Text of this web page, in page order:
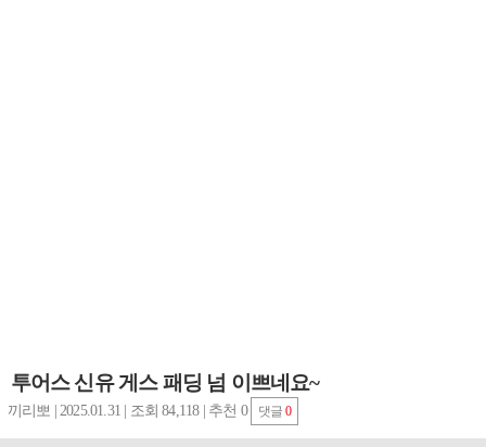
투어스 신유 게스 패딩 넘 이쁘네요~
끼리뽀 | 2025.01.31 | 조회 84,118 | 추천 0 댓글 0